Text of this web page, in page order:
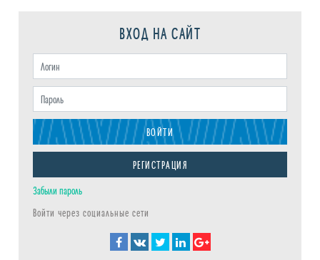
ВХОД НА САЙТ
ВОЙТИ
РЕГИСТРАЦИЯ
Забыли пароль
Войти через социальные сети